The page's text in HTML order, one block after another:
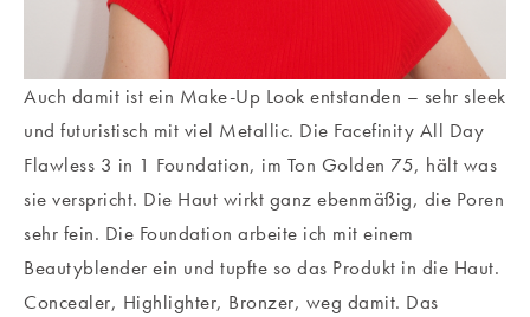
Auch damit ist ein Make-Up Look entstanden – sehr sleek
und futuristisch mit viel Metallic. Die Facefinity All Day
Flawless 3 in 1 Foundation, im Ton Golden 75, hält was
sie verspricht. Die Haut wirkt ganz ebenmäßig, die Poren
sehr fein. Die Foundation arbeite ich mit einem
Beautyblender ein und tupfte so das Produkt in die Haut.
Concealer, Highlighter, Bronzer, weg damit. Das